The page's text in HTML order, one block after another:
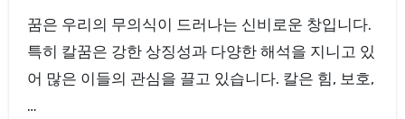
꿈은 우리의 무의식이 드러나는 신비로운 창입니다.
특히 칼꿈은 강한 상징성과 다양한 해석을 지니고 있
어 많은 이들의 관심을 끌고 있습니다. 칼은 힘, 보호,
…